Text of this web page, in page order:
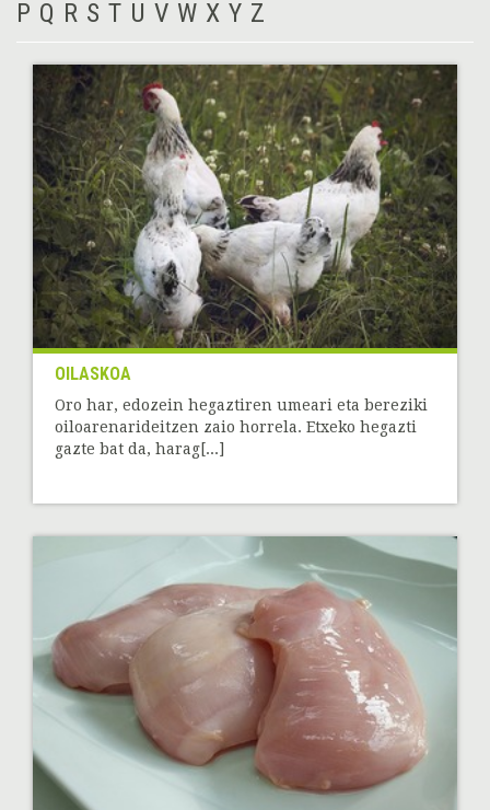
P Q R S T U V W X Y Z
OILASKOA
Oro har, edozein hegaztiren umeari eta bereziki
oiloarenarideitzen zaio horrela. Etxeko hegazti
gazte bat da, harag[...]